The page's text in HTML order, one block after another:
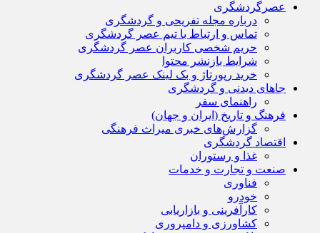
عصرگردشگری
درباره مجله تفریحی و گردشگری
تماس و ارتباط با تیم عصر گردشگری
حریم شخصی کاربران عصر گردشگری
شرایط بازنشر محتوا
خرید رپورتاژ و بک لینک عصر گردشگری
جاهای دیدنی و گردشگری
راهنمای سفر
فرهنگ و تاریخ (ایران و جهان)
گزارش‌های خبری میراث فرهنگی
اقتصاد گردشگری
غذا و رستوران
صنعت و تجارت و خدمات
فناوری
خودرو
کارآفرینی و بازاریابی
کشاورزی و دامپروری